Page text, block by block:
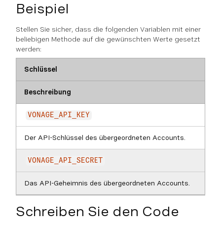
Beispiel
Stellen Sie sicher, dass die folgenden Variablen mit einer
beliebigen Methode auf die gewünschten Werte gesetzt
werden:
Schlüssel
Beschreibung
VONAGE_API_KEY
Der API-Schlüssel des übergeordneten Accounts.
VONAGE_API_SECRET
Das API-Geheimnis des übergeordneten Accounts.
Schreiben Sie den Code